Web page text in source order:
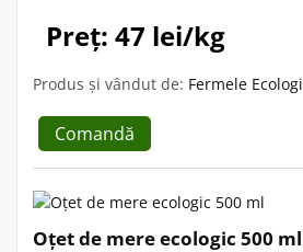
Preț: 47 lei/kg
Produs și vândut de: Fermele
Comandă
Oțet de mere ecologic 500 ml